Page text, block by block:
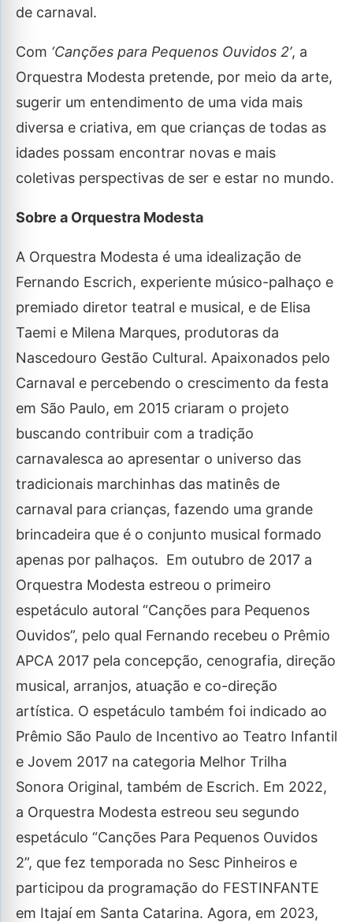
de carnaval.
Com ‘Canções para Pequenos Ouvidos 2’, a
Orquestra Modesta pretende, por meio da arte,
sugerir um entendimento de uma vida mais
diversa e criativa, em que crianças de todas as
idades possam encontrar novas e mais
coletivas perspectivas de ser e estar no mundo.
Sobre a Orquestra Modesta
A Orquestra Modesta é uma idealização de
Fernando Escrich, experiente músico-palhaço e
premiado diretor teatral e musical, e de Elisa
Taemi e Milena Marques, produtoras da
Nascedouro Gestão Cultural. Apaixonados pelo
Carnaval e percebendo o crescimento da festa
em São Paulo, em 2015 criaram o projeto
buscando contribuir com a tradição
carnavalesca ao apresentar o universo das
tradicionais marchinhas das matinês de
carnaval para crianças, fazendo uma grande
brincadeira que é o conjunto musical formado
apenas por palhaços. Em outubro de 2017 a
Orquestra Modesta estreou o primeiro
espetáculo autoral “Canções para Pequenos
Ouvidos”, pelo qual Fernando recebeu o Prêmio
APCA 2017 pela concepção, cenografia, direção
musical, arranjos, atuação e co-direção
artística. O espetáculo também foi indicado ao
Prêmio São Paulo de Incentivo ao Teatro Infantil
e Jovem 2017 na categoria Melhor Trilha
Sonora Original, também de Escrich. Em 2022,
a Orquestra Modesta estreou seu segundo
espetáculo “Canções Para Pequenos Ouvidos
2”, que fez temporada no Sesc Pinheiros e
participou da programação do FESTINFANTE
em Itajaí em Santa Catarina. Agora, em 2023,